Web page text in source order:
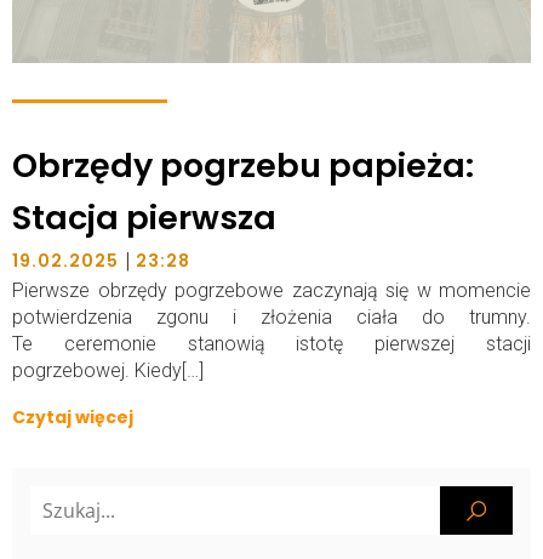
Obrzędy pogrzebu papieża:
Stacja pierwsza
19.02.2025 | 23:28
Pierwsze obrzędy pogrzebowe zaczynają się w momencie
potwierdzenia zgonu i złożenia ciała do trumny.
Te ceremonie stanowią istotę pierwszej stacji
pogrzebowej. Kiedy[…]
Czytaj więcej